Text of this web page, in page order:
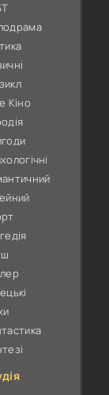
Кіно